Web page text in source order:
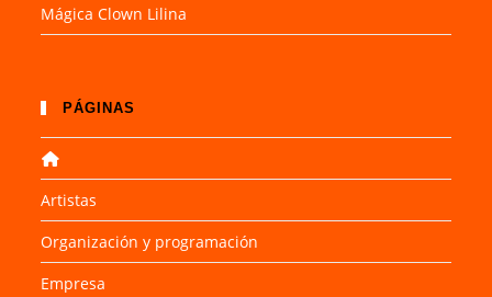
Mágica Clown Lilina
PÁGINAS
Artistas
Organización y programación
Empresa